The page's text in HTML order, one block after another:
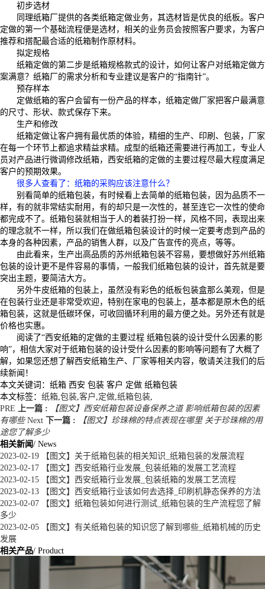
初步选材
同理纸箱厂提供的各类纸箱定做业务，其选材皆是优良的纸板。客户
定做的第一个基础流程便是选材，相关的业务员会按照客户要求，为客户
推荐和搭配最合适的纸箱制作原材料。
拟定规格
纸箱定做的第二步是纸箱规格款式的设计，如何让客户对纸箱定做方
案满意？纸箱厂的需求分析和专业建议是客户的“指南针”。
预存样本
定做纸箱的客户会留有一份产品的样本，纸箱定做厂家把客户最满意
的尺寸、形状、款式保存下来。
生产和修改
纸箱定做让客户拥有最优质的体验，精细的生产、印刷、包装，厂家
在每一个环节上都追求精益求精。成型的纸箱还需要进行再加工，专业人
员对产品进行微调修改纸箱，西安纸箱的定做的主要过程尽最大程度满足
客户的预期效果。
很多人查看了 ：纸箱的采购应该注意什么？
别看简单的纸箱包装，有时候看上去简单的纸箱包装，因为品质不一
样，有的就非常结实耐用，有的却只是一次性的，甚至连它一次性的使命
都完成不了。纸箱包装就相当于人的着装打扮一样，风格不同，表现出来
的理念就不一样，所以我们在做纸箱包装设计的时候一定要考虑到产品的
本身的各种因素，产品的销售人群，以及广告宣传的亮点，等等。
由此看来，生产出高品质的苏州纸箱包装不容易，要想做好苏州纸箱
包装的设计更不是件容易的事情，一般我们纸箱包装的设计，首先就是要
突出主题，要简洁大方。
另外牛皮纸箱的包装上，虽然没有彩色的纸板包装盒那么美观，但是
在包装行业还是非常受欢迎，特别在家电的包装上，基本都是原木色的纸
箱包装，这就是低碳环保，可收回循环利用的最方便之处。另外还有就是
价格也实惠。
阅读了“西安纸箱的定做的主要过程 纸箱包装的设计受什么因素的影
响”，相信大家对于纸箱包装的设计受什么因素的影响等问题有了大概了
解，如果您还想了解西安纸箱生产、厂家等相关内容，敬请关注我们的后
续新闻！
本文关键词： 纸箱 西安 包装 客户 定做 纸箱包装
本文标签： 纸箱 包装 客户 定做 纸箱包装
PRE
上一篇 :
【图文】西安纸箱包装设备保养之道 影响纸箱包装的因素
有哪些 Next 下一篇 :
【图文】珍珠棉的特点表现在哪里 关于珍珠棉的用
途您了解多少
相关新闻/ News
2023-02-19 【图文】关于纸箱包装的相关知识_纸箱包装的发展流程
2023-02-17 【图文】西安纸箱行业发展_包装纸箱的发展工艺流程
2023-02-15 【图文】西安纸箱行业发展_包装纸箱的发展工艺流程
2023-02-13 【图文】西安纸箱行业该如何去选择_印刷机静态保养的方法
2023-02-07 【图文】纸箱包装如何进行测试_纸箱包装的生产流程您了解
多少
2023-02-05 【图文】有关纸箱包装的知识您了解到哪些_纸箱机械的历史
发展
相关产品/ Product